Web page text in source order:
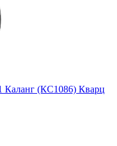
Каланг (КС1086) Кварц